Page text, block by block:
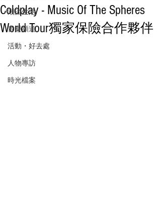
潮流生活
音樂頻道
活動・好去處
人物專訪
時光檔案
Coldplay - Music Of The Spheres
World Tour獨家保險合作夥伴